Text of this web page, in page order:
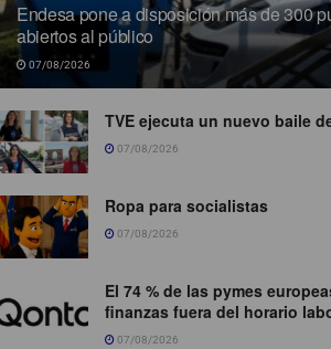
Endesa pone a disposición más de 300
abiertos al público
07/08/2026
TVE ejecuta un nuevo baile
07/08/2026
Ropa para socialistas
07/08/2026
El 74 % de las pymes
finanzas fuera del horario
07/08/2026